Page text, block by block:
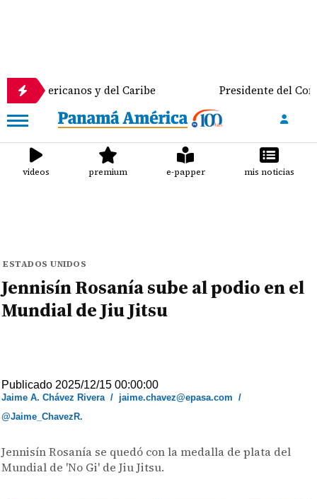
y del Caribe Presidente del Consejo
videos premium e-papper mis noticias
ESTADOS UNIDOS
Jennisín Rosanía sube al podio en el
Mundial de Jiu Jitsu
Publicado 2025/12/15 00:00:00
Jaime A. Chávez Rivera/ jaime.chavez@epasa.com /
@Jaime_ChavezR.
Jennisín Rosanía se quedó con la medalla de plata del
Mundial de 'No Gi' de Jiu Jitsu.